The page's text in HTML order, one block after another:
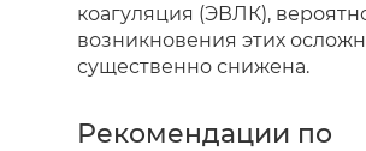
коагуляция (ЭВЛК),
возникновения этих
существенно снижена.
Рекомендации по